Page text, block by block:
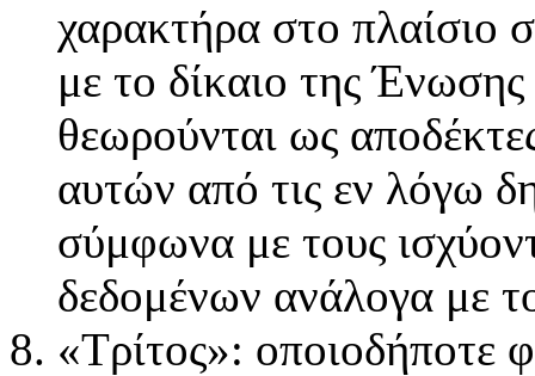
χαρακτήρα στο πλαίσιο
με το δίκαιο της
θεωρούνται ως
αυτών από τις εν λόγω
σύμφωνα με τους
δεδομένων ανάλογα με
«Τρίτος»: οποιοδήποτε